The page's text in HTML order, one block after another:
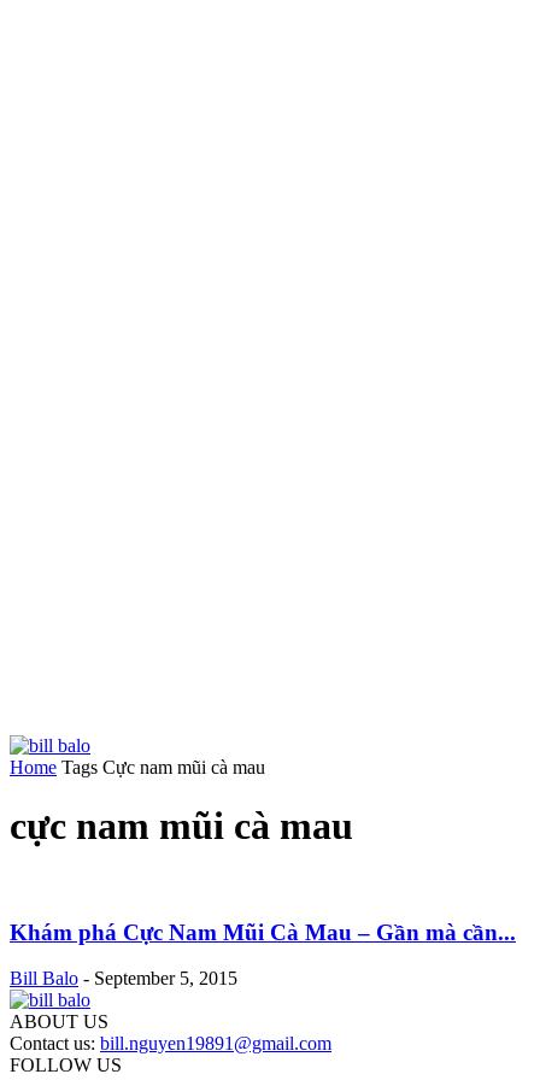
Home Tags Cực nam mũi cà mau
cực nam mũi cà mau
Khám phá Cực Nam Mũi Cà Mau – Gần mà cần...
Bill Balo - September 5, 2015
ABOUT US
Contact us: bill.nguyen19891@gmail.com
FOLLOW US